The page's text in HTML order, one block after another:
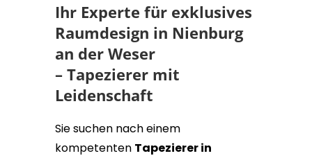
Ihr Experte für exklusives
Raumdesign in Nienburg
an der Weser
– Tapezierer mit
Leidenschaft
Sie suchen nach einem
kompetenten Tapezierer in